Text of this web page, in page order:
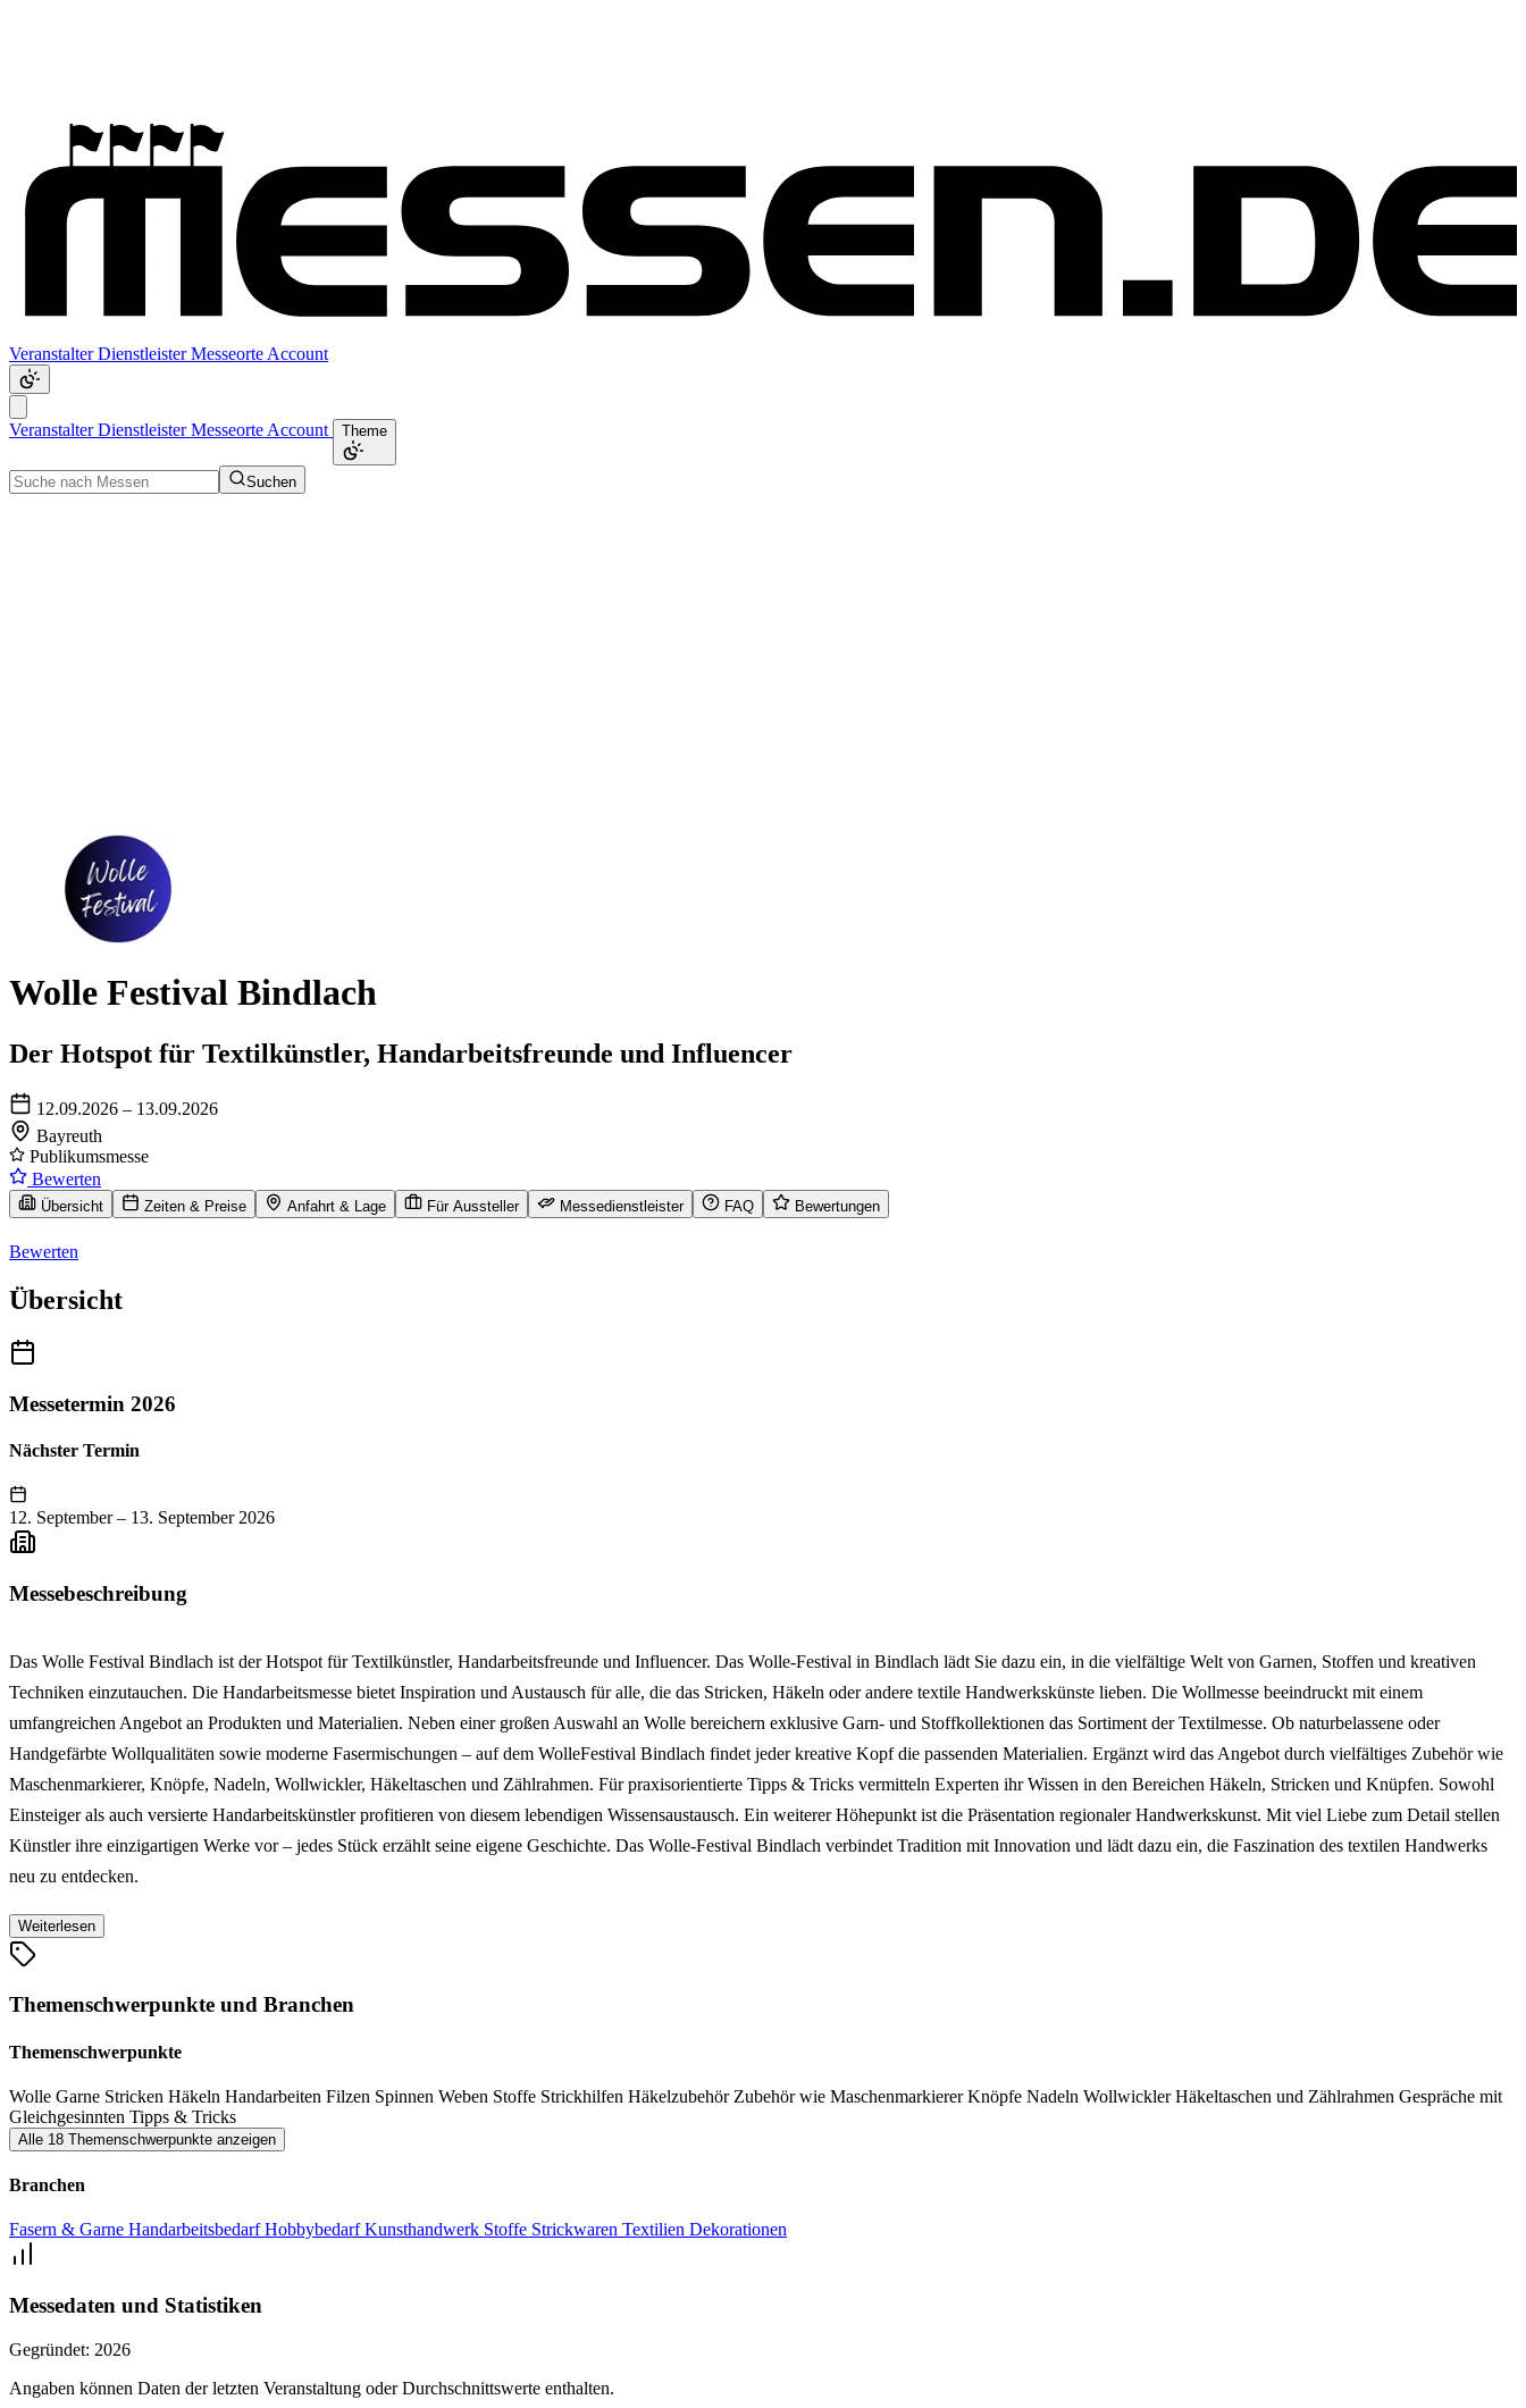
VeranstalterDienstleisterMesseorte Account
VeranstalterDienstleisterMesseorte Account Theme
Suchen
Wolle Festival Bindlach
Der Hotspot für Textilkünstler, Handarbeitsfreunde und Influencer
12.09.2026 – 13.09.2026
Bayreuth
Publikumsmesse
Bewerten
Übersicht Zeiten & Preise Anfahrt & Lage Für Aussteller Messedienstleister FAQ Bewertungen
Bewerten
Übersicht
Messetermin 2026
Nächster Termin
12. September – 13. September 2026
Messebeschreibung
Das Wolle Festival Bindlach ist der Hotspot für Textilkünstler, Handarbeitsfreunde und Influencer. Das Wolle-Festival in Bindlach lädt Sie dazu ein, in die vielfältige Welt von Garnen, Stoffen und kreativen
Techniken einzutauchen. Die Handarbeitsmesse bietet Inspiration und Austausch für alle, die das Stricken, Häkeln oder andere textile Handwerkskünste lieben. Die Wollmesse beeindruckt mit einem
umfangreichen Angebot an Produkten und Materialien. Neben einer großen Auswahl an Wolle bereichern exklusive Garn- und Stoffkollektionen das Sortiment der Textilmesse. Ob naturbelassene oder
Handgefärbte Wollqualitäten sowie moderne Fasermischungen – auf dem WolleFestival Bindlach findet jeder kreative Kopf die passenden Materialien. Ergänzt wird das Angebot durch vielfältiges Zubehör wie
Maschenmarkierer, Knöpfe, Nadeln, Wollwickler, Häkeltaschen und Zählrahmen. Für praxisorientierte Tipps & Tricks vermitteln Experten ihr Wissen in den Bereichen Häkeln, Stricken und Knüpfen. Sowohl
Einsteiger als auch versierte Handarbeitskünstler profitieren von diesem lebendigen Wissensaustausch. Ein weiterer Höhepunkt ist die Präsentation regionaler Handwerkskunst. Mit viel Liebe zum Detail stellen
Künstler ihre einzigartigen Werke vor – jedes Stück erzählt seine eigene Geschichte. Das Wolle-Festival Bindlach verbindet Tradition mit Innovation und lädt dazu ein, die Faszination des textilen Handwerks
neu zu entdecken.
Weiterlesen
Themenschwerpunkte und Branchen
Themenschwerpunkte
Wolle Garne Stricken Häkeln Handarbeiten Filzen Spinnen Weben Stoffe Strickhilfen Häkelzubehör Zubehör wie MaschenmarkiererKnöpfe Nadeln WollwicklerHäkeltaschen und Zählrahmen Gespräche mit
Gleichgesinnten Tipps & Tricks
Alle 18 Themenschwerpunkte anzeigen
Branchen
Fasern & Garne HandarbeitsbedarfHobbybedarfKunsthandwerk Stoffe Strickwaren Textilien Dekorationen
Messedaten und Statistiken
Gegründet: 2026
Angaben können Daten der letzten Veranstaltung oder Durchschnittswerte enthalten.